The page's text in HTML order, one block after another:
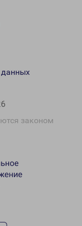
законом
данных